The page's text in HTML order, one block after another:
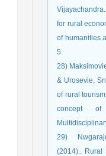
for rural
of humanities
5.
28)
& Urosevie,
of rural
concept of
29)
(2014).. Rural